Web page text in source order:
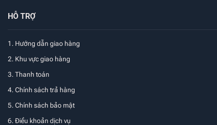
HỖ TRỢ
1. Hướng dẫn giao hàng
2. Khu vực giao hàng
3. Thanh toán
4. Chính sách trả hàng
5. Chính sách bảo mật
6. Điều khoản dịch vụ